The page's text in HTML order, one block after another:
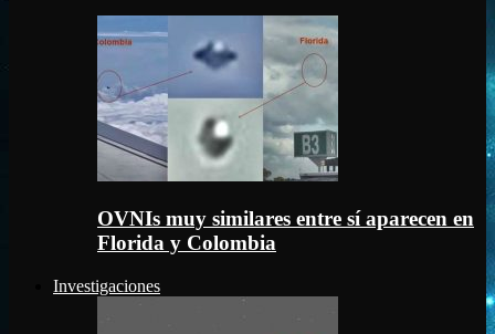
OVNIs muy similares entre sí aparecen en
Florida y Colombia
Investigaciones